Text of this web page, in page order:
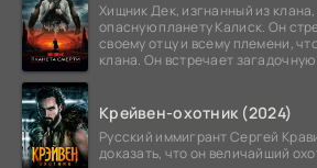
Хищник Дек, изгнанный из
опасную планету Калиск. Он
своему отцу и всему племени,
клана. Он встречает
Крейвен-охотник (2024)
Русский иммигрант Сергей
доказать, что он величайший